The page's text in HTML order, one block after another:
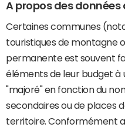
A propos des données
Certaines communes
touristiques de montagne
permanente est souvent
éléments de leur budget
"majoré" en fonction du
secondaires ou de places
territoire. Conformément